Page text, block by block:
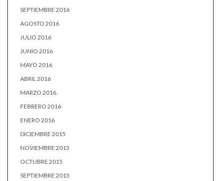
SEPTIEMBRE 2016
AGOSTO 2016
JULIO 2016
JUNIO 2016
MAYO 2016
ABRIL 2016
MARZO 2016
FEBRERO 2016
ENERO 2016
DICIEMBRE 2015
NOVIEMBRE 2015
OCTUBRE 2015
SEPTIEMBRE 2015